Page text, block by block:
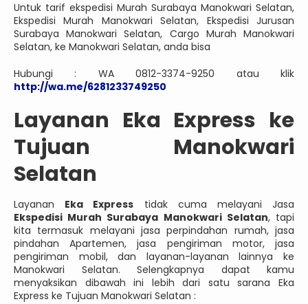
Untuk tarif ekspedisi Murah Surabaya Manokwari Selatan,
Ekspedisi Murah Manokwari Selatan, Ekspedisi Jurusan
Surabaya Manokwari Selatan, Cargo Murah Manokwari
Selatan, ke Manokwari Selatan, anda bisa
Hubungi : WA 0812-3374-9250 atau klik
http://wa.me/6281233749250
Layanan Eka Express ke
Tujuan Manokwari
Selatan
Layanan Eka Express tidak cuma melayani Jasa
Ekspedisi Murah Surabaya Manokwari Selatan, tapi
kita termasuk melayani jasa perpindahan rumah, jasa
pindahan Apartemen, jasa pengiriman motor, jasa
pengiriman mobil, dan layanan-layanan lainnya ke
Manokwari Selatan. Selengkapnya dapat kamu
menyaksikan dibawah ini lebih dari satu sarana Eka
Express ke Tujuan Manokwari Selatan :